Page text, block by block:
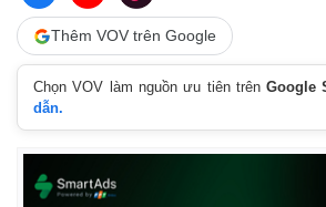
Thế giới
Quan sát
Cuộc sống đó đây
Hồ sơ
Ảnh
E-
Thêm VOV trên Google
Chọn VOV làm nguồn ưu tiên trênGoogle
dẫn.